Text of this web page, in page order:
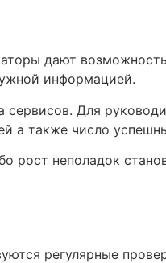
дают
информацией.
Для
а также число
рост неполадок
регулярные